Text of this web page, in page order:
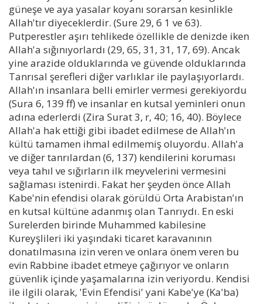
güneşe ve aya yasalar koyanı sorarsan kesinlikle
Allah'tır diyeceklerdir. (Sure 29, 6 1 ve 63).
Putperestler aşırı tehlikede özellikle de denizde iken
Allah'a sığınıyorlardı (29, 65, 31, 31, 17, 69). Ancak
yine arazide olduklarında ve güvende olduklarında
Tanrısal şerefleri diğer varlıklar ile paylaşıyorlardı.
Allah'ın insanlara belli emirler vermesi gerekiyordu
(Sura 6, 139 ff) ve insanlar en kutsal yeminleri onun
adına ederlerdi (Zira Surat 3, r, 40; 16, 40). Böylece
Allah'a hak ettiği gibi ibadet edilmese de Allah'ın
kültü tamamen ihmal edilmemiş oluyordu. Allah'a
ve diğer tanrılardan (6, 137) kendilerini koruması
veya tahıl ve sığırların ilk meyvelerini vermesini
sağlaması istenirdi. Fakat her şeyden önce Allah
Kabe'nin efendisi olarak görüldü Orta Arabistan'ın
en kutsal kültüne adanmış olan Tanrıydı. En eski
Surelerden birinde Muhammed kabilesine
Kureyşlileri iki yaşındaki ticaret karavanının
donatılmasına izin veren ve onlara önem veren bu
evin Rabbine ibadet etmeye çağırıyor ve onların
güvenlik içinde yaşamalarına izin veriyordu. Kendisi
ile ilgili olarak, 'Evin Efendisi' yani Kabe'ye (Ka'ba)